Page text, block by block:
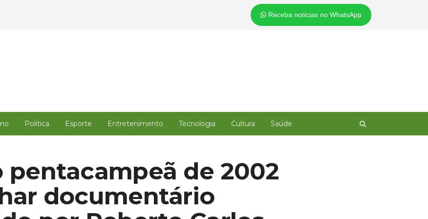
Receba notícias no WhatsApp
Política Esporte Entretenimento Tecnologia Cultura Saúde
pentacampeã de 2002
documentário